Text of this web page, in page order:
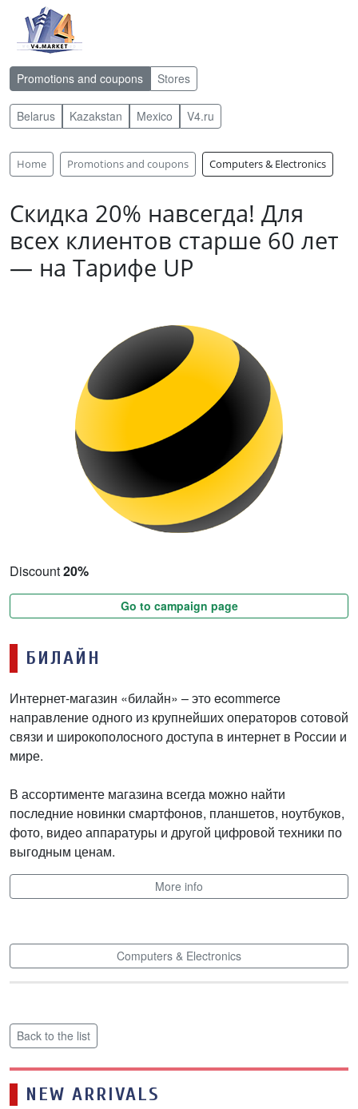
Promotions and coupons Stores
Belarus Kazakstan Mexico V4.ru
Home Promotions and coupons Computers & Electronics
Скидка 20% навсегда! Для
всех клиентов старше 60 лет
— на Тарифе UP
Discount20%
Go to campaign page
БИЛАЙН
Интернет-магазин «билайн» – это ecommerce
направление одного из крупнейших операторов сотовой
связи и широкополосного доступа в интернет в России и
мире.
В ассортименте магазина всегда можно найти
последние новинки смартфонов, планшетов, ноутбуков,
фото, видео аппаратуры и другой цифровой техники по
выгодным ценам.
More info
Computers & Electronics
Back to the list
NEW ARRIVALS